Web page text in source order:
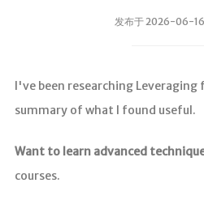
发布于 2026-06-
I've been researching
summary of what I found useful.
Want to learn advanced
courses.